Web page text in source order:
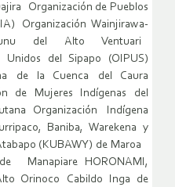
Organización de Pueblos
Organización Wainjirawa-
del Alto Ventuari
Unidos del Sipapo (OIPUS)
de la Cuenca del Caura
de Mujeres Indígenas del
Organización Indígena
Baniba, Warekena y
(KUBAWY) de Maroa
Manapiare HORONAMI,
Orinoco Cabildo Inga de